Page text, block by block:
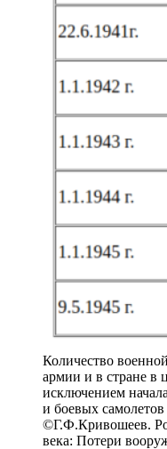
Количество
армии и в стране в
исключением
и боевых
©Г.Ф.Кривошеев.
века: Потери